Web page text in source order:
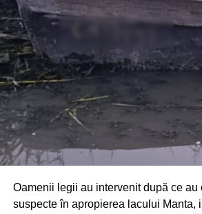
Oamenii legii au intervenit după ce au
suspecte în apropierea lacului Manta,